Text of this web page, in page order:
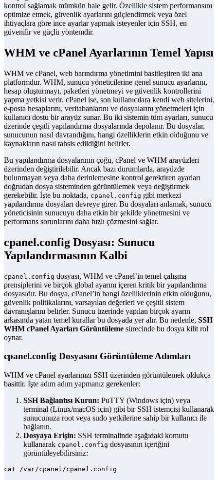
kontrol sağlamak mümkün hale gelir. Özellikle sistem performansını
optimize etmek, güvenlik ayarlarını güçlendirmek veya özel
ihtiyaçlara göre ince ayarlar yapmak isteyenler için SSH, en
güvenilir ve güçlü yöntemdir.
WHM ve cPanel Ayarlarının Temel Yapısı
WHM ve cPanel, web barındırma yönetimini basitleştiren iki ana
platformdur. WHM, sunucu yöneticilerine genel sunucu ayarlarını,
hesap oluşturmayı, paketleri yönetmeyi ve güvenlik kontrollerini
yapma yetkisi verir. cPanel ise, son kullanıcılara kendi web sitelerini,
e-posta hesaplarını, veritabanlarını ve dosyalarını yönetmeleri için
kullanıcı dostu bir arayüz sunar. Bu iki sistemin tüm ayarları, sunucu
üzerinde çeşitli yapılandırma dosyalarında depolanır. Bu dosyalar,
sunucunun nasıl davrandığını, hangi özelliklerin etkin olduğunu ve
kaynakların nasıl tahsis edildiğini belirler.
Bu yapılandırma dosyalarının çoğu, cPanel ve WHM arayüzleri
üzerinden değiştirilebilir. Ancak bazı durumlarda, arayüzde
bulunmayan veya daha derinlemesine kontrol gerektiren ayarları
doğrudan dosya sisteminden görüntülemek veya değiştirmek
gerekebilir. İşte bu noktada, cpanel.config gibi merkezi
yapılandırma dosyaları devreye girer. Bu dosyaları anlamak, sunucu
yöneticisinin sunucuyu daha etkin bir şekilde yönetmesini ve
performans sorunlarını daha hızlı çözmesini sağlar.
cpanel.config Dosyası: Sunucu
Yapılandırmasının Kalbi
cpanel.config dosyası, WHM ve cPanel’in temel çalışma
prensiplerini ve birçok global ayarını içeren kritik bir yapılandırma
dosyasıdır. Bu dosya, cPanel’in hangi özelliklerinin etkin olduğunu,
güvenlik politikalarını, varsayılan değerleri ve çeşitli sistem
davranışlarını belirler. Sunucu üzerinde yapılan birçok ayarın
arkasında yatan temel kurallar bu dosyada yer alır. Bu nedenle, SSH
WHM cPanel Ayarları Görüntüleme sürecinde bu dosya kilit rol
oynar.
cpanel.config Dosyasını Görüntüleme Adımları
WHM ve cPanel ayarlarınızı SSH üzerinden görüntülemek oldukça
basittir. İşte adım adım yapmanız gerekenler:
SSH Bağlantısı Kurun: PuTTY (Windows için) veya
terminal (Linux/macOS için) gibi bir SSH istemcisi kullanarak
sunucunuza root veya sudo yetkilerine sahip bir kullanıcı ile
bağlanın.
Dosyaya Erişin: SSH terminalinde aşağıdaki komutu
kullanarak cpanel.config dosyasının içeriğini
görüntüleyebilirsiniz:
cat /var/cpanel/cpanel.config